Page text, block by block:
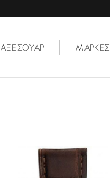
ΑΞΕΣΟΥΑΡ ΜΑΡΚΕΣ